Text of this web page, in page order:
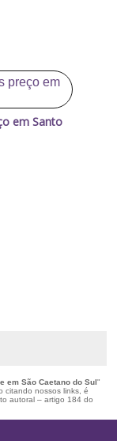
em Santo
em São Caetano do Sul"
citando nossos links, é
autoral – artigo 184 do